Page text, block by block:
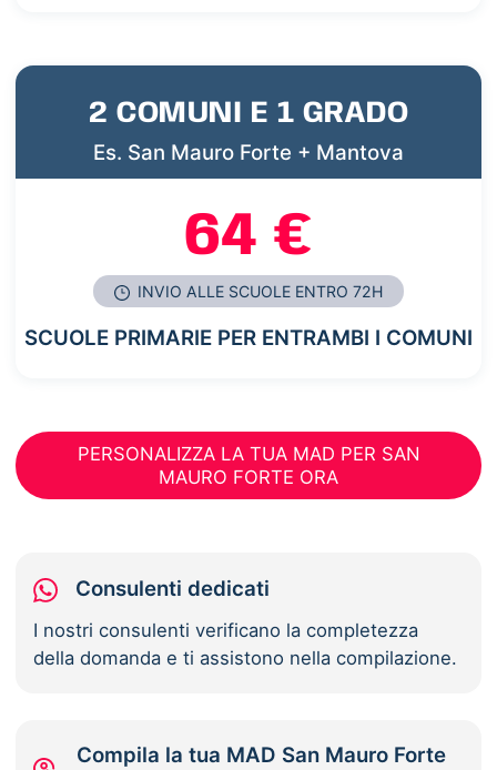
2 COMUNI E 1 GRADO
Es. San Mauro Forte + Mantova
64 €
INVIO ALLE SCUOLE ENTRO 72H
SCUOLE PRIMARIE PER ENTRAMBI I COMUNI
PERSONALIZZA LA TUA MAD PER SAN
MAURO FORTE ORA
Consulenti dedicati
I nostri consulenti verificano la completezza
della domanda e ti assistono nella compilazione.
Compila la tua MAD San Mauro Forte